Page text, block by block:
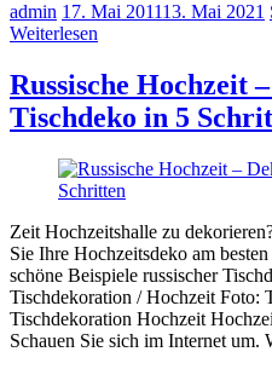
admin 17. Mai 201113. Mai 2021
Weiterlesen
Russische Hochzeit
Tischdeko in 5
Zeit Hochzeitshalle zu
Sie Ihre Hochzeitsdeko am
schöne Beispiele russischer
Tischdekoration / Hochzeit Foto:
Tischdekoration Hochzeit
Schauen Sie sich im Internet um.